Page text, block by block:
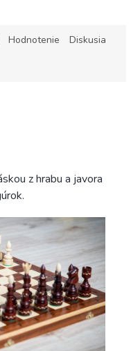
Hodnotenie Diskusia
z hrabu a javora